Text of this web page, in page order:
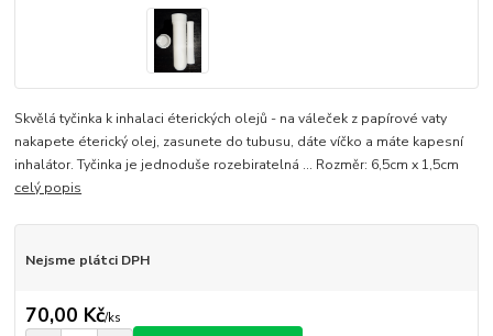
Skvělá tyčinka k inhalaci éterických olejů - na váleček z papírové vaty
nakapete éterický olej, zasunete do tubusu, dáte víčko a máte kapesní
inhalátor. Tyčinka je jednoduše rozebiratelná ... Rozměr: 6,5cm x 1,5cm
celý popis
Nejsme plátci DPH
70,00 Kč/ks